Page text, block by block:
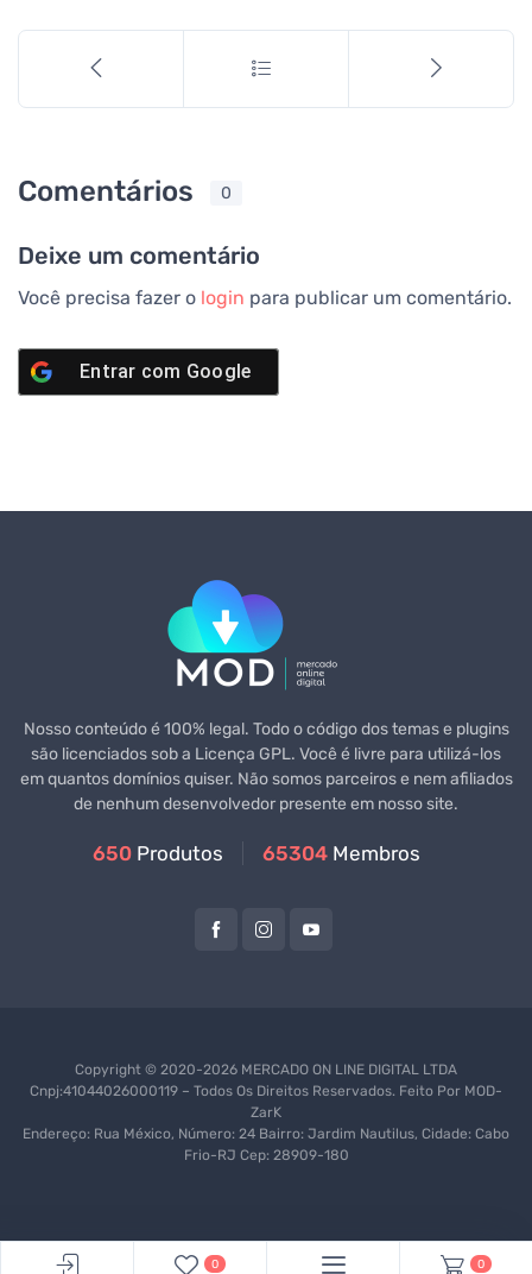
Comentários 0
Deixe um comentário
Você precisa fazer o login para publicar um comentário.
Entrar com Google
Nosso conteúdo é 100% legal. Todo o código dos temas e plugins
são licenciados sob a Licença GPL. Você é livre para utilizá-los
em quantos domínios quiser. Não somos parceiros e nem afiliados
de nenhum desenvolvedor presente em nosso site.
650 Produtos 65304 Membros
Copyright © 2020-2026 MERCADO ON LINE DIGITAL LTDA
Cnpj:41044026000119 – Todos Os Direitos Reservados. Feito Por MOD-
ZarK
Endereço: Rua México, Número: 24 Bairro: Jardim Nautilus, Cidade: Cabo
Frio-RJ Cep: 28909-180
0 0